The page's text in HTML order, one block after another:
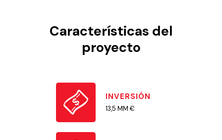
Características del
proyecto
INVERSIÓN
13,5 MM €